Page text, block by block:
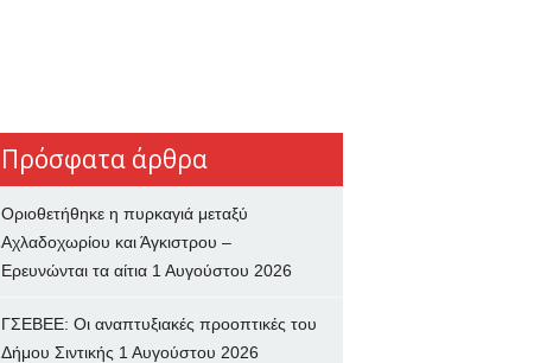
Πρόσφατα άρθρα
Οριοθετήθηκε η πυρκαγιά μεταξύ
Αχλαδοχωρίου και Άγκιστρου –
Ερευνώνται τα αίτια 1 Αυγούστου 2026
ΓΣΕΒΕΕ: Οι αναπτυξιακές προοπτικές του
Δήμου Σιντικής 1 Αυγούστου 2026